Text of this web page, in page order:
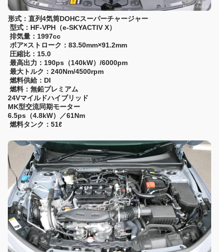
形式：直列4気筒DOHCスーパーチャージャー
型式：HF-VPH（e-SKYACTIV X）
排気量：1997cc
ボア×ストローク：83.50mm×91.2mm
圧縮比：15.0
最高出力：190ps（140kW）/6000pm
最大トルク：240Nm/4500rpm
燃料供給：DI
燃料：無鉛プレミアム
24Vマイルドハイブリッド
MK型交流同期モーター
6.5ps（4.8kW）／61Nm
燃料タンク：51ℓ